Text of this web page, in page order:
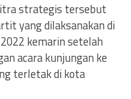
strategis tersebut
yang dilaksanakan di
kemarin setelah
acara kunjungan ke
terletak di kota